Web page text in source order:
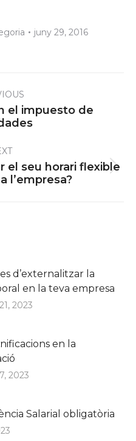
juny 29, 2016
el impuesto de
post:
el seu horari flexible
l’empresa?
d’externalitzar la
en la teva empresa
2023
en la
2023
Salarial obligatòria